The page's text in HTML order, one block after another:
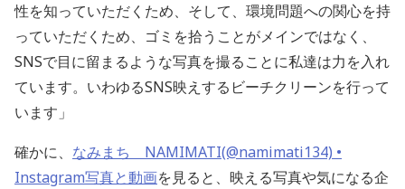
性を知っていただくため、そして、環境問題への関心を持
っていただくため、ゴミを拾うことがメインではなく、
SNSで目に留まるような写真を撮ることに私達は力を入れ
ています。いわゆるSNS映えするビーチクリーンを行って
います」
確かに、 なみまち NAMIMATI(@namimati134) •
Instagram写真と動画を見ると、映える写真や気になる企